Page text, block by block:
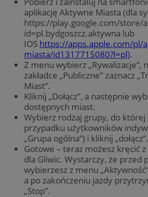
aplikację Aktywne Miasta (dla
https://play.google.com/store/
id=pl.bydgoszcz.aktywna lub
IOS https://apps.apple.com/pl/
miasta/id1317715080?l=pl).
Z menu wybierz „Rywalizacje”,
zakładce „Publiczne” zaznacz
Miast”.
Kliknij „Dołącz”, a następnie
dostępnych miast.
Wybierz rodzaj grupy, do której
przypadku użytkowników
„Grupa ogólna”) i kliknij „dołącz”.
Gotowe – teraz możesz kręcić
dla Gliwic. Wystarczy, że przed
wybierzesz z menu
a po zakończeniu jazdy
„Stop”.